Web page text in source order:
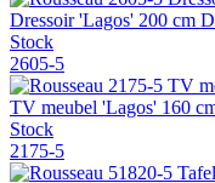
Dressoir 'Lagos' 200 cm
Stock
2605-5
TV meubel 'Lagos' 160
Stock
2175-5